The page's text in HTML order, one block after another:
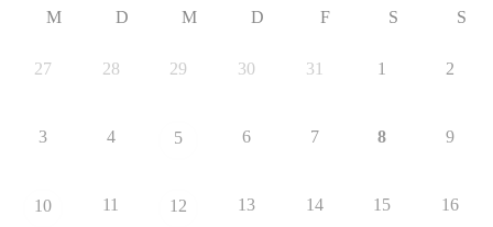
M D M D F S S
27 28 29 30 31 1 2
3 4 5 6 7 8 9
10 11 12 13 14 15 16